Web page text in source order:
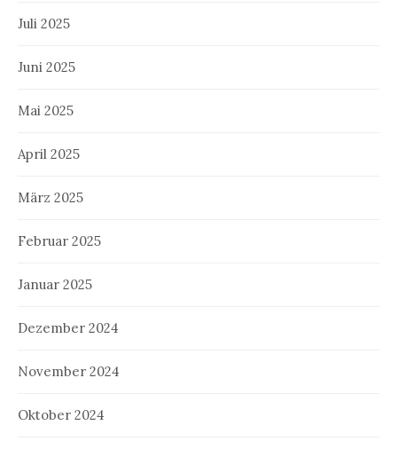
Juli 2025
Juni 2025
Mai 2025
April 2025
März 2025
Februar 2025
Januar 2025
Dezember 2024
November 2024
Oktober 2024